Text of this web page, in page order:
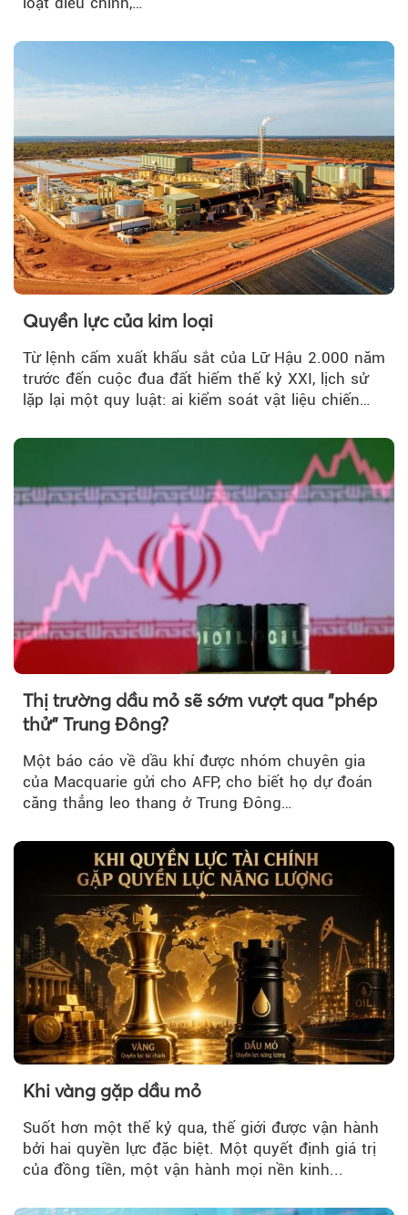
Quyền lực của kim loại
Từ lệnh cấm xuất khẩu sắt của Lữ Hậu 2.000 năm
trước đến cuộc đua đất hiếm thế kỷ XXI, lịch sử
lặp lại một quy luật: ai kiểm soát vật liệu chiến
Thị trường dầu mỏ sẽ sớm vượt qua "phép
thử" Trung Đông?
Một báo cáo về dầu khí được nhóm chuyên gia
của Macquarie gửi cho AFP, cho biết họ dự đoán
căng thẳng leo thang ở Trung Đông…
Khi vàng gặp dầu mỏ
Suốt hơn một thế kỷ qua, thế giới được vận hành
bởi hai quyền lực đặc biệt. Một quyết định giá trị
của đồng tiền, một vận hành mọi nền kinh...